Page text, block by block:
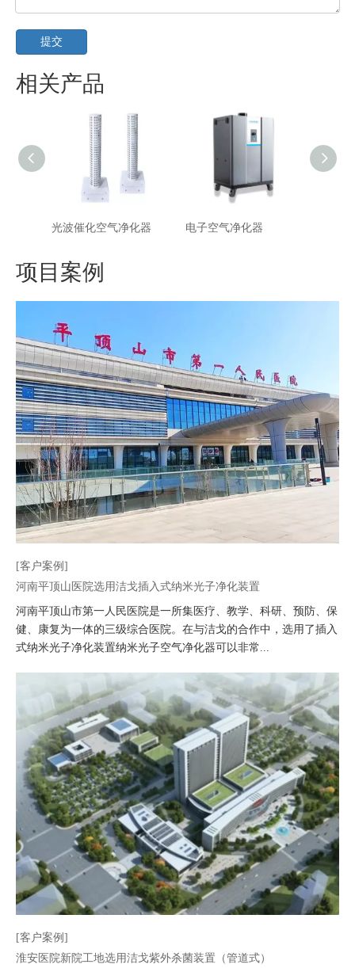
提交
相关产品
光波催化空气净化器 电子空气净化器
项目案例
[客户案例]
河南平顶山医院选用洁戈插入式纳米光子净化装置
河南平顶山市第一人民医院是一所集医疗、教学、科研、预防、保
健、康复为一体的三级综合医院。在与洁戈的合作中，选用了插入
式纳米光子净化装置纳米光子空气净化器可以非常...
[客户案例]
淮安医院新院工地选用洁戈紫外杀菌装置（管道式）